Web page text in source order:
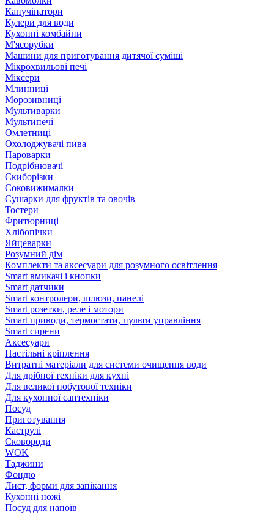
Капучінатори
Кулери для води
Кухонні комбайни
М'ясорубки
Машини для приготування дитячої суміші
Мікрохвильові печі
Міксери
Млинниці
Морозивниці
Мультиварки
Мультипечі
Омлетниці
Охолоджувачі пива
Пароварки
Подрібнювачі
Скиборізки
Соковижималки
Сушарки для фруктів та овочів
Тостери
Фритюрниці
Хлібопічки
Яйцеварки
Розумний дім
Комплекти та аксесуари для розумного освітлення
Smart вмикачі і кнопки
Smart датчики
Smart контролери, шлюзи, панелі
Smart розетки, реле і мотори
Smart приводи, термостати, пульти управління
Smart сирени
Аксесуари
Настільні кріплення
Витратні матеріали для системи очищення води
Для дрібної техніки для кухні
Для великої побутової техніки
Для кухонної сантехніки
Посуд
Приготування
Каструлі
Сковороди
WOK
Таджини
Фондю
Лист, форми для запікання
Кухонні ножі
Посуд для напоїв